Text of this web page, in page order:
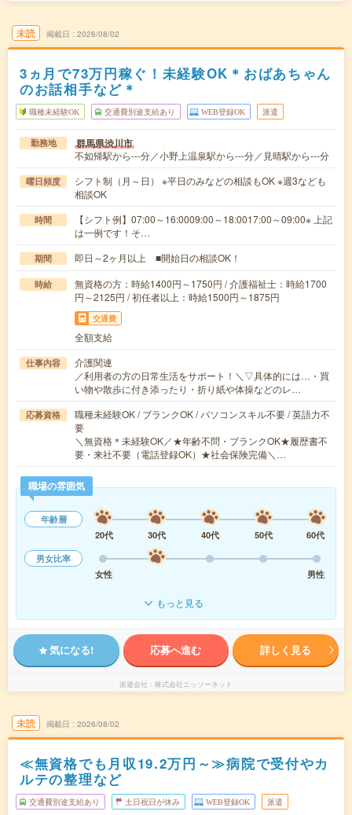
未読 掲載日 2026/08/02
3ヵ月で73万円稼ぐ！未経験OK＊おばあちゃん
のお話相手など＊
職種未経験OK 交通費別途支給あり WEB登録OK 派遣
勤務地 群馬県渋川市
不如帰駅から---分／小野上温泉駅から---分／見晴駅から---分
曜日頻度
シフト制（月～日） ※平日のみなどの相談もOK ※週3なども
相談OK
時間
【シフト例】07:00～16:0009:00～18:0017:00～09:00※ 上記
は一例です！そ…
期間 即日～2ヶ月以上 ■開始日の相談OK！
時給
無資格の方：時給1400円～1750円 / 介護福祉士：時給1700
円～2125円 / 初任者以上：時給1500円～1875円
交通費
全額支給
仕事内容
介護関連
／利用者の方の日常生活をサポート！＼▽具体的には…・買
い物や散歩に付き添ったり・折り紙や体操などのレ…
応募資格
職種未経験OK / ブランクOK / パソコンスキル不要 / 英語力不
要
＼無資格＊未経験OK／★年齢不問・ブランクOK★履歴書不
要・来社不要（電話登録OK）★社会保険完備＼…
職場の雰囲気
年齢層
20代
30代 40代 50代
60代
男女比率
女性
男性
もっと見る
気になる! 応募へ進む 詳しく見る
派遣会社 株式会社ニッソーネット
未読 掲載日 2026/08/02
≪無資格でも月収19.2万円～≫病院で受付やカ
ルテの整理など
交通費別途支給あり 土日祝日が休み WEB登録OK 派遣